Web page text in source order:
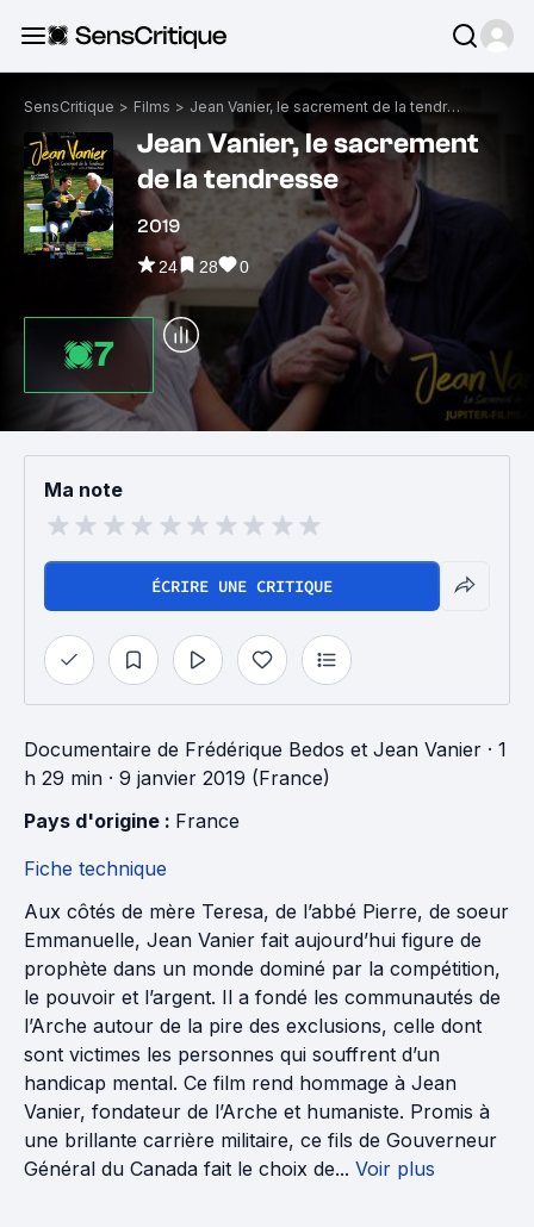
SensCritique > Films > Jean Vanier, le sacrement de la tendresse
Jean Vanier, le sacrement
de la tendresse
2019
24 28 0
7
Ma note
ÉCRIRE UNE CRITIQUE
Documentaire de Frédérique Bedos et Jean Vanier · 1
h 29 min · 9 janvier 2019 (France)
Pays d'origine : France
Fiche technique
Aux côtés de mère Teresa, de l’abbé Pierre, de soeur
Emmanuelle, Jean Vanier fait aujourd’hui figure de
prophète dans un monde dominé par la compétition,
le pouvoir et l’argent. Il a fondé les communautés de
l’Arche autour de la pire des exclusions, celle dont
sont victimes les personnes qui souffrent d’un
handicap mental. Ce film rend hommage à Jean
Vanier, fondateur de l’Arche et humaniste. Promis à
une brillante carrière militaire, ce fils de Gouverneur
Général du Canada fait le choix de... Voir plus